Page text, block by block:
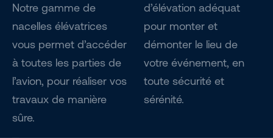
Notre gamme de
nacelles élévatrices
vous permet d’accéder
à toutes les parties de
l’avion, pour réaliser vos
travaux de manière
sûre.
d’élévation adéquat
pour monter et
démonter le lieu de
votre événement, en
toute sécurité et
sérénité.